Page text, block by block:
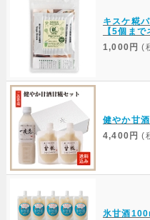
キスケ糀
【5個まで
1,000円 (
健やか甘
4,400円 (
氷甘酒